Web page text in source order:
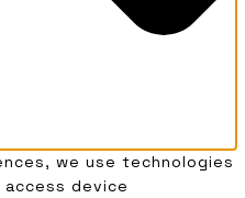
we use technologies
device